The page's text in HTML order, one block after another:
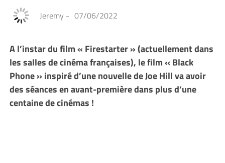
Jeremy - 07/06/2022
A l’instar du film « Firestarter » (actuellement dans
les salles de cinéma françaises), le film « Black
Phone » inspiré d’une nouvelle de Joe Hill va avoir
des séances en avant-première dans plus d’une
centaine de cinémas !